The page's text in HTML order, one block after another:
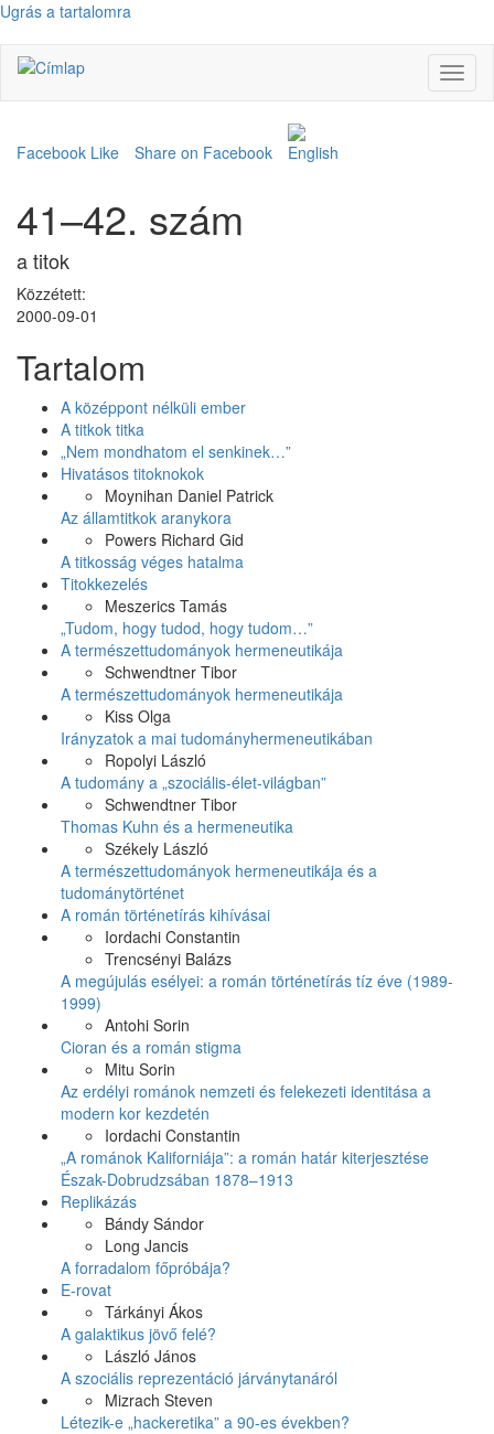
Ugrás a tartalomra
Facebook Like Share on Facebook
41–42. szám
a titok
Közzétett:
2000-09-01
Tartalom
A középpont nélküli ember
A titkok titka
„Nem mondhatom el senkinek…”
Hivatásos titoknokok
Moynihan Daniel Patrick
Az államtitkok aranykora
Powers Richard Gid
A titkosság véges hatalma
Titokkezelés
Meszerics Tamás
„Tudom, hogy tudod, hogy tudom…”
A természettudományok hermeneutikája
Schwendtner Tibor
A természettudományok hermeneutikája
Kiss Olga
Irányzatok a mai tudományhermeneutikában
Ropolyi László
A tudomány a „szociális-élet-világban”
Schwendtner Tibor
Thomas Kuhn és a hermeneutika
Székely László
A természettudományok hermeneutikája és a
tudománytörténet
A román történetírás kihívásai
Iordachi Constantin
Trencsényi Balázs
A megújulás esélyei: a román történetírás tíz éve (1989-
1999)
Antohi Sorin
Cioran és a román stigma
Mitu Sorin
Az erdélyi románok nemzeti és felekezeti identitása a
modern kor kezdetén
Iordachi Constantin
„A románok Kaliforniája”: a román határ kiterjesztése
Észak-Dobrudzsában 1878–1913
Replikázás
Bándy Sándor
Long Jancis
A forradalom főpróbája?
E-rovat
Tárkányi Ákos
A galaktikus jövő felé?
László János
A szociális reprezentáció járványtanáról
Mizrach Steven
Létezik-e „hackeretika” a 90-es években?